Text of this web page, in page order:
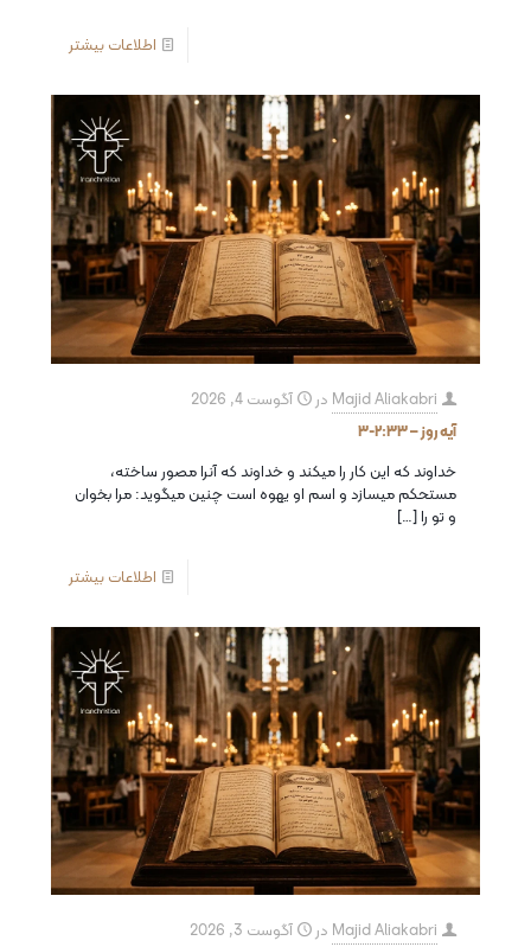
اطلاعات بیشتر
Majid Aliakabri در
آگوست 4, 2026
آیه روز – ٢:٣٣-٣
خداوند که این کار را میکند و خداوند که آنرا مصور ساخته،
مستحکم میسازد و اسم او یهوه است چنین میگوید: مرا بخوان
و تو را[…]
اطلاعات بیشتر
Majid Aliakabri در
آگوست 3, 2026